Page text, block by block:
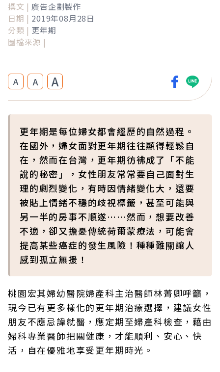
撰文 | 廣告企劃製作
日期 | 2019年08月28日
分類 | 更年期
圖檔來源 |
A A A
更年期是每位婦女都會經歷的自然過程。
在國外，婦女面對更年期往往顯得輕鬆自
在，然而在台灣，更年期彷彿成了「不能
說的秘密」，女性朋友常常要自己面對生
理的劇烈變化，有時因情緒變化大，還要
被貼上情緒不穩的歧視標籤，甚至可能與
另一半的房事不順遂……然而，想要改善
不適，卻又擔憂傳統荷爾蒙療法，可能會
提高某些癌症的發生風險！種種難關讓人
感到孤立無援！
桃園宏其婦幼醫院婦產科主治醫師林菁卿呼籲，
現今已有更多樣化的更年期治療選擇，建議女性
朋友不應忌諱就醫，應定期至婦產科檢查，藉由
婦科專業醫師把關健康，才能順利、安心、快
活，自在優雅地享受更年期時光。